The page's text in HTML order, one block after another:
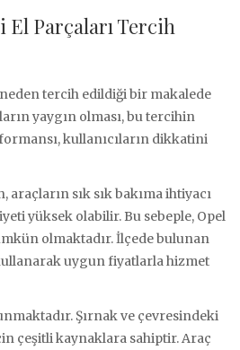
El Parçaları Tercih
tercih edildiği bir makalede
yaygın olması, bu tercihin
kullanıcıların dikkatini
sık sık bakıma ihtiyacı
yüksek olabilir. Bu sebeple, Opel
olmaktadır. İlçede bulunan
uygun fiyatlarla hizmet
Şırnak ve çevresindeki
çeşitli kaynaklara sahiptir. Araç